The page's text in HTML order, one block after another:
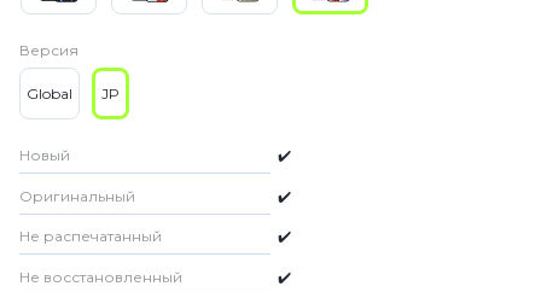
Версия
Global JP
Новый ✔️
Оригинальный ✔️
Не распечатанный ✔️
Не восстановленный ✔️